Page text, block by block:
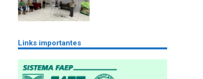
Links importantes